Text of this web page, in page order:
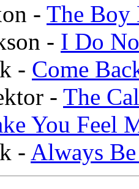
- The Boy
- I Do
- Come
- The
You Feel
- Always